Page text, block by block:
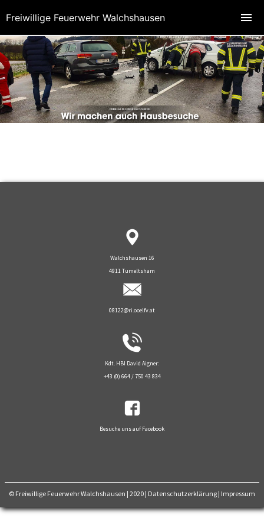
Walchshausen 16
4911 Tumeltsham
08122@ri.ooelfv.at
Kdt. HBI David Aigner:
+43 (0) 664 / 750 43 834
Besuche uns auf Facebook
© Freiwillige Feuerwehr Walchshausen | 2020 | Datenschutzerklärung | Impressum
Freiwillige Feuerwehr Walchshausen